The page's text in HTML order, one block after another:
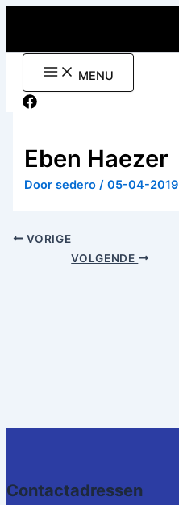
de
MENU
Eben Haezer
Doorsedero/05-04-2019
VORIGE
VOLGENDE
Contactadressen